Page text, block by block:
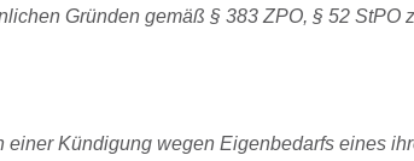
Gründen gemäß § 383 ZPO, § 52 StPO
Kündigung wegen Eigenbedarfs eines